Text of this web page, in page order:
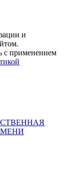
и
с применением